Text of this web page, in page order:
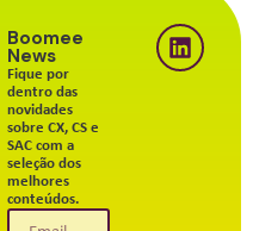
Boomee
News
Fique por
dentro das
novidades
sobre CX, CS e
SAC com a
seleção dos
melhores
conteúdos.